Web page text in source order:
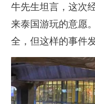
牛先生坦言，这次
来泰国游玩的意愿
全，但这样的事件